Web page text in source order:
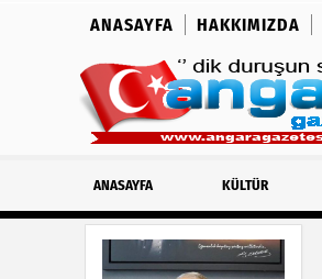
ANASAYFA HAKKIMIZDA
ANASAYFA KÜLTÜR